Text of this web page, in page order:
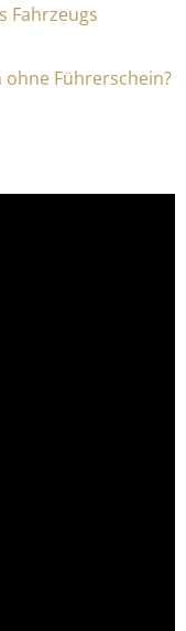
Fahrzeugs
Führerschein?